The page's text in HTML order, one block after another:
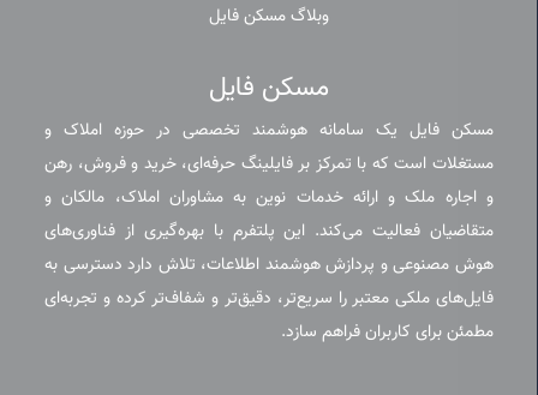
وبلاگ مسکن فایل
مسکن فایل
مسکن فایل یک سامانه هوشمند تخصصی در حوزه املاک و
مستغلات است که با تمرکز بر فایلینگ حرفه‌ای، خرید و فروش، رهن
و اجاره ملک و ارائه خدمات نوین به مشاوران املاک، مالکان و
متقاضیان فعالیت می‌کند. این پلتفرم با بهره‌گیری از فناوری‌های
هوش مصنوعی و پردازش هوشمند اطلاعات، تلاش دارد دسترسی به
فایل‌های ملکی معتبر را سریع‌تر، دقیق‌تر و شفاف‌تر کرده و تجربه‌ای
مطمئن برای کاربران فراهم سازد.